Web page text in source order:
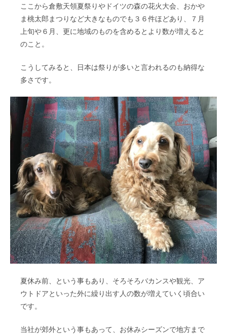
ここから倉敷天領夏祭りやドイツの森の花火大会、おかや
ま桃太郎まつりなど大きなものでも３６件ほどあり、７月
上旬や６月、更に地域のものを含めるとより数が増えると
のこと。
こうしてみると、日本は祭りが多いと言われるのも納得な
多さです。
夏休み前、という事もあり、そろそろバカンスや観光、ア
ウトドアといった外に繰り出す人の数が増えていく頃合い
です。
当社が郊外という事もあって、お休みシーズンで地方まで